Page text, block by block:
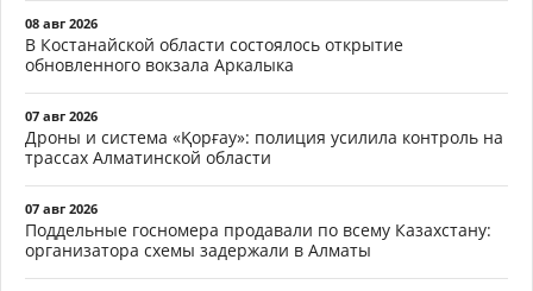
08 авг 2026
В Костанайской области состоялось открытие
обновленного вокзала Аркалыка
07 авг 2026
Дроны и система «Қорғау»: полиция усилила контроль на
трассах Алматинской области
07 авг 2026
Поддельные госномера продавали по всему Казахстану:
организатора схемы задержали в Алматы